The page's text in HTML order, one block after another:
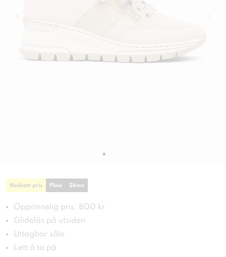
Nedsatt pris Pleie Skinn
Opprinnelig pris: 800 kr
Glidelås på utsiden
Uttagbar såle
Lett å ta på